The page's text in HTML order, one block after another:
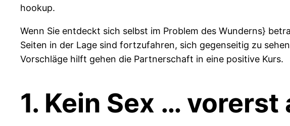
hookup.
Wenn Sie entdeckt sich selbst im Problem des Wunderns}
Seiten in der Lage sind fortzufahren, sich gegenseitig zu
Vorschläge hilft gehen die Partnerschaft in eine positive Kurs.
1. Kein Sex …